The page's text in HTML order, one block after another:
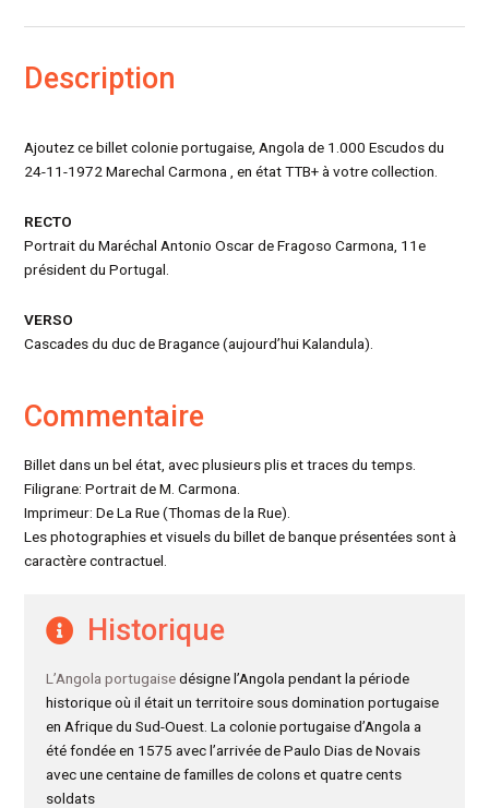
Description
Ajoutez ce billet colonie portugaise, Angola de 1.000 Escudos du
24-11-1972 Marechal Carmona , en état TTB+ à votre collection.
RECTO
Portrait du Maréchal Antonio Oscar de Fragoso Carmona, 11e
président du Portugal.
VERSO
Cascades du duc de Bragance (aujourd’hui Kalandula).
Commentaire
Billet dans un bel état, avec plusieurs plis et traces du temps.
Filigrane: Portrait de M. Carmona.
Imprimeur: De La Rue (Thomas de la Rue).
Les photographies et visuels du billet de banque présentées sont à
caractère contractuel.
Historique
L’Angola portugaisedésigne l’Angola pendant la période
historique où il était un territoire sous domination portugaise
en Afrique du Sud-Ouest. La colonie portugaise d’Angola a
été fondée en 1575 avec l’arrivée de Paulo Dias de Novais
avec une centaine de familles de colons et quatre cents
soldats